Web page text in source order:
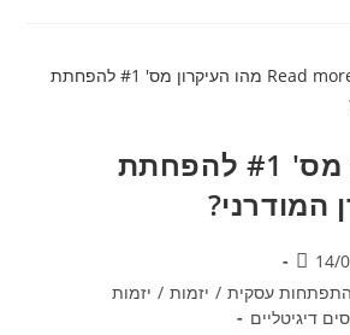
מהו העיקרון מס' #1 להפחתת
המודרני?
14/
התפתחות עסקית / יזמות / יזמות
דיגיטליים